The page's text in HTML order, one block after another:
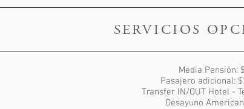
SERVICIOS
Media Pensión:
Pasajero adicional:
Transfer IN/OUT Hotel -
Desayuno